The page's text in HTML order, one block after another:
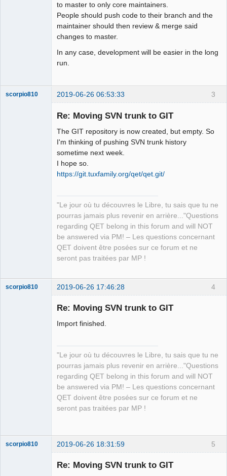
to master to only core maintainers.
People should push code to their branch and the
maintainer should then review & merge said
changes to master.
In any case, development will be easier in the long
run.
3
scorpio810 2019-06-26 06:53:33
Re: Moving SVN trunk to GIT
The GIT repository is now created, but empty. So
I'm thinking of pushing SVN trunk history
sometime next week.
I hope so.
https://git.tuxfamily.org/qet/qet.git/
"Le jour où tu découvres le Libre, tu sais que tu ne
pourras jamais plus revenir en arrière..."Questions
regarding QET belong in this forum and will NOT
be answered via PM! – Les questions concernant
QET doivent être posées sur ce forum et ne
seront pas traitées par MP !
4
scorpio810 2019-06-26 17:46:28
Re: Moving SVN trunk to GIT
Import finished.
"Le jour où tu découvres le Libre, tu sais que tu ne
pourras jamais plus revenir en arrière..."Questions
regarding QET belong in this forum and will NOT
be answered via PM! – Les questions concernant
QET doivent être posées sur ce forum et ne
seront pas traitées par MP !
5
scorpio810 2019-06-26 18:31:59
Re: Moving SVN trunk to GIT